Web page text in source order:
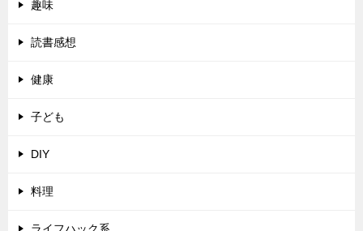
趣味
読書感想
健康
子ども
DIY
料理
ライフハック系